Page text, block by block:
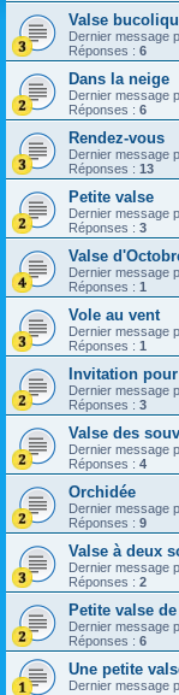
Valse
Dernier message
Réponses : 6
Dans la neige
Dernier message
Réponses : 6
Rendez-vous
Dernier message
Réponses : 13
Petite valse
Dernier message
Réponses : 3
Valse
Dernier message
Réponses : 1
Vole au vent
Dernier message
Réponses : 1
Invitation
Dernier message
Réponses : 3
Valse des
Dernier message
Réponses : 4
Orchidée
Dernier message
Réponses : 9
Valse à deux
Dernier message
Réponses : 2
Petite valse
Dernier message
Réponses : 6
Une petite
Dernier message